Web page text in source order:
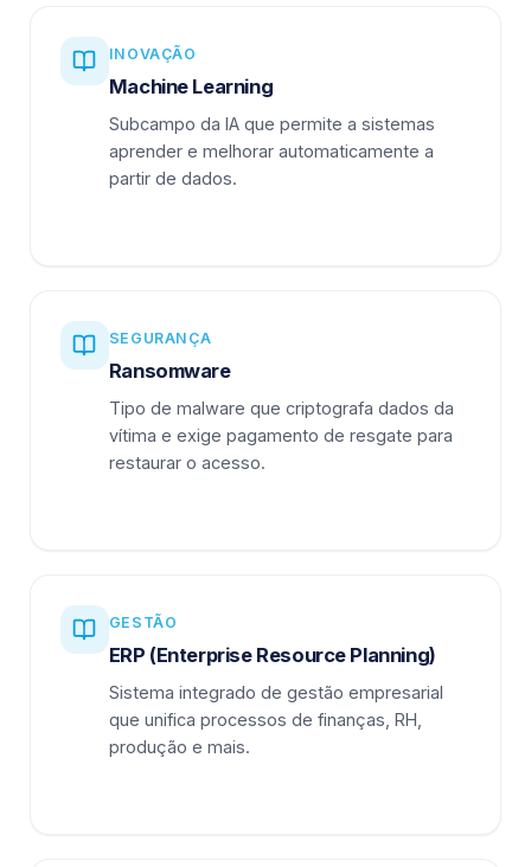
INOVAÇÃO
Machine Learning
Subcampo da IA que permite a sistemas
aprender e melhorar automaticamente a
partir de dados.
SEGURANÇA
Ransomware
Tipo de malware que criptografa dados da
vítima e exige pagamento de resgate para
restaurar o acesso.
GESTÃO
ERP (Enterprise Resource Planning)
Sistema integrado de gestão empresarial
que unifica processos de finanças, RH,
produção e mais.